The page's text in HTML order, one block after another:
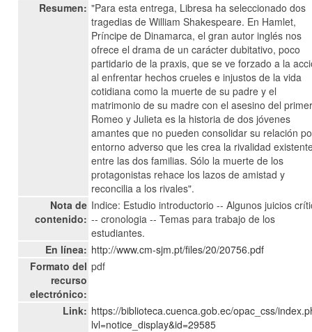
Resumen: "Para esta entrega, Libresa ha seleccionado dos
tragedias de William Shakespeare. En Hamlet,
Príncipe de Dinamarca, el gran autor inglés nos
ofrece el drama de un carácter dubitativo, poco
partidario de la praxis, que se ve forzado a la
al enfrentar hechos crueles e injustos de la vida
cotidiana como la muerte de su padre y el
matrimonio de su madre con el asesino del
Romeo y Julieta es la historia de dos jóvenes
amantes que no pueden consolidar su relación
entorno adverso que les crea la rivalidad
entre las dos familias. Sólo la muerte de los
protagonistas rehace los lazos de amistad y
reconcilia a los rivales".
Nota de
contenido:
Indice: Estudio introductorio -- Algunos juicios
-- cronologia -- Temas para trabajo de los
estudiantes.
En línea: http://www.cm-sjm.pt/files/20/20756.pdf
Formato del
recurso
electrónico:
pdf
Link: https://biblioteca.cuenca.gob.ec/opac_css/
lvl=notice_display&id=29585